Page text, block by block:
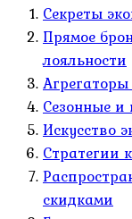
Секреты
Прямое
лояльности
Сезонные и
Искусство
Стратегии
скидками